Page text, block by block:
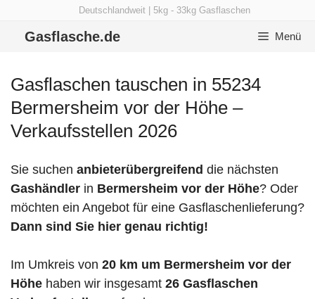
Deutschlandweit | 5kg - 33kg Gasflaschen
Gasflasche.de Menü
Gasflaschen tauschen in 55234
Bermersheim vor der Höhe –
Verkaufsstellen 2026
Sie suchen anbieterübergreifend die nächsten
Gashändler in Bermersheim vor der Höhe? Oder
möchten ein Angebot für eine Gasflaschenlieferung?
Dann sind Sie hier genau richtig!
Im Umkreis von 20 km um Bermersheim vor der
Höhe haben wir insgesamt 26 Gasflaschen